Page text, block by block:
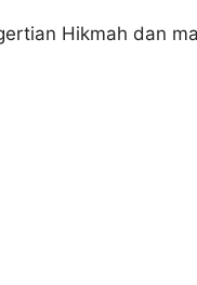
Hikmah dan